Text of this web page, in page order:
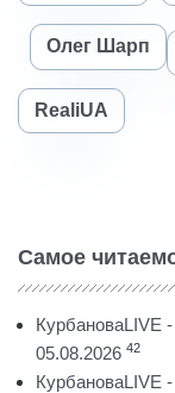
Олег Шарп
RealiUA
Самое
КурбановаLIVE
05.08.2026 42
КурбановаLIVE